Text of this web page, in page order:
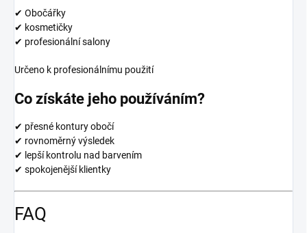
✔ Obočářky
✔ kosmetičky
✔ profesionální salony
Určeno k profesionálnímu použití
Co získáte jeho používáním?
✔ přesné kontury obočí
✔ rovnoměrný výsledek
✔ lepší kontrolu nad barvením
✔ spokojenější klientky
FAQ